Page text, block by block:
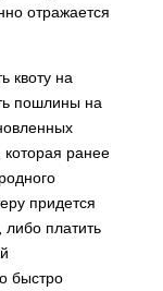
отражается
квоту на
пошлины на
ранее
придется
платить
быстро